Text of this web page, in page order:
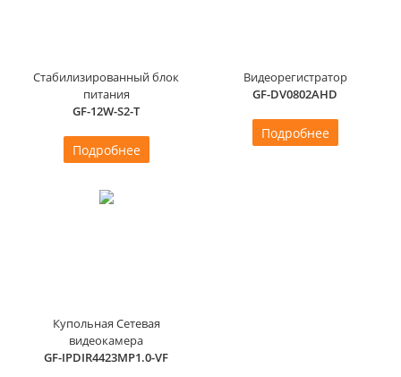
Стабилизированный блок
питания
GF-12W-S2-T
Подробнее
Видеорегистратор
GF-DV0802AHD
Подробнее
Купольная Сетевая
видеокамера
GF-IPDIR4423MP1.0-VF